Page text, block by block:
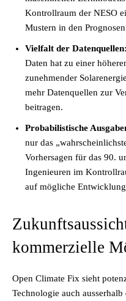
Kontrollraum der NESO
Mustern in den
Vielfalt der Datenquellen:
Daten hat zu einer
zunehmender
mehr Datenquellen zur
beitragen.
Probabilistische
nur das
Vorhersagen für das 90.
Ingenieuren im
auf mögliche
kommerzielle
Open Climate Fix sieht
Technologie auch